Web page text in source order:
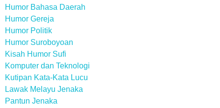
Humor Bahasa Daerah
Humor Gereja
Humor Politik
Humor Suroboyoan
Kisah Humor Sufi
Komputer dan Teknologi
Kutipan Kata-Kata Lucu
Lawak Melayu Jenaka
Pantun Jenaka